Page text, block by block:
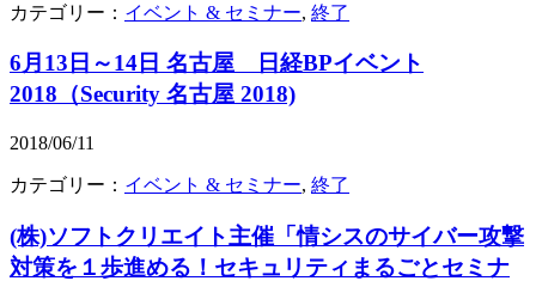
カテゴリー： イベント & セミナー, 終了
6月13日～14日 名古屋 日経BPイベント
2018（Security 名古屋 2018)
2018/06/11
カテゴリー： イベント & セミナー, 終了
(株)ソフトクリエイト主催「情シスのサイバー攻撃
対策を１歩進める！セキュリティまるごとセミナ